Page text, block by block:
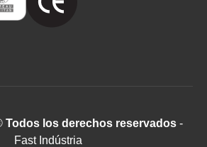
Todos los derechos reservados-
Fast Indústria